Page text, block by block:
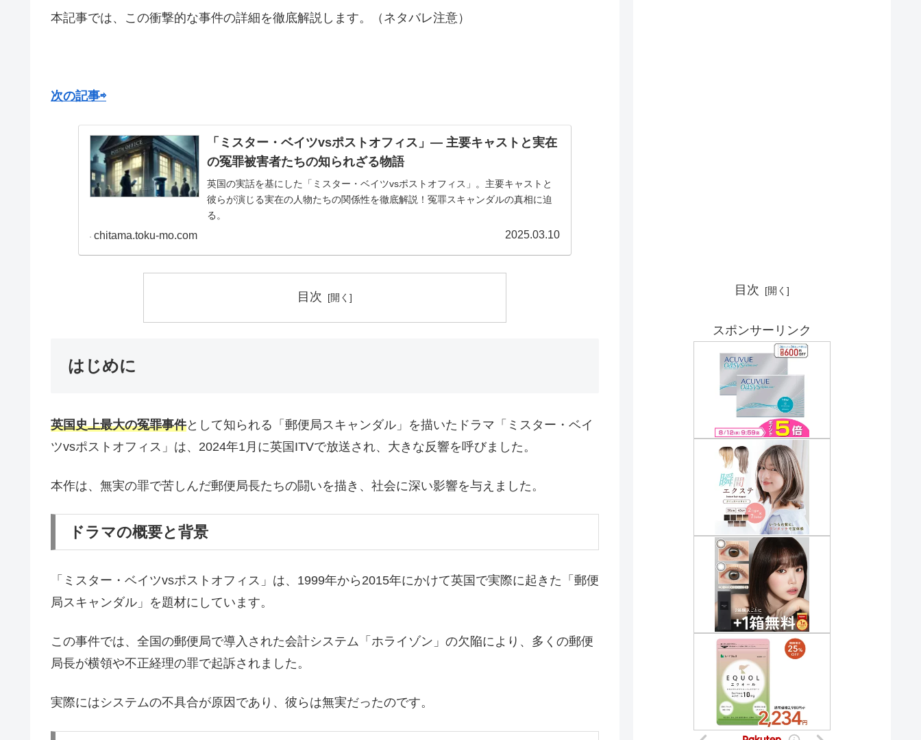
本記事では、この衝撃的な事件の詳細を徹底解説します。（ネタバレ注意）
次の記事⇨
「ミスター・ベイツvsポストオフィス」— 主要キャストと実在
の冤罪被害者たちの知られざる物語
英国の実話を基にした「ミスター・ベイツvsポストオフィス」。主要キャストと
彼らが演じる実在の人物たちの関係性を徹底解説！冤罪スキャンダルの真相に迫
る。
chitama.toku-mo.com 2025.03.10
目次
はじめに
英国史上最大の冤罪事件として知られる「郵便局スキャンダル」を描いたドラマ「ミスター・ベイ
ツvsポストオフィス」は、2024年1月に英国ITVで放送され、大きな反響を呼びました。
本作は、無実の罪で苦しんだ郵便局長たちの闘いを描き、社会に深い影響を与えました。
ドラマの概要と背景
「ミスター・ベイツvsポストオフィス」は、1999年から2015年にかけて英国で実際に起きた「郵便
局スキャンダル」を題材にしています。
この事件では、全国の郵便局で導入された会計システム「ホライゾン」の欠陥により、多くの郵便
局長が横領や不正経理の罪で起訴されました。
実際にはシステムの不具合が原因であり、彼らは無実だったのです。
目次
スポンサーリンク